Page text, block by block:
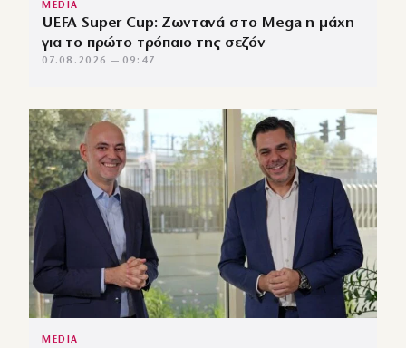
MEDIA
UEFA Super Cup: Ζωντανά στο Mega η μάχη
για το πρώτο τρόπαιο της σεζόν
07.08.2026 — 09:47
MEDIA